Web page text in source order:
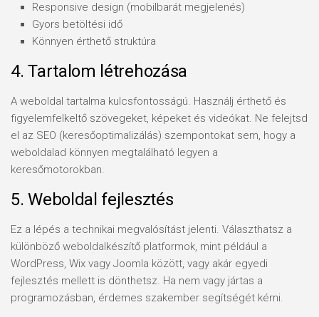
Responsive design (mobilbarát megjelenés)
Gyors betöltési idő
Könnyen érthető struktúra
4. Tartalom létrehozása
A weboldal tartalma kulcsfontosságú. Használj érthető és
figyelemfelkeltő szövegeket, képeket és videókat. Ne felejtsd
el az SEO (keresőoptimalizálás) szempontokat sem, hogy a
weboldalad könnyen megtalálható legyen a
keresőmotorokban.
5. Weboldal fejlesztés
Ez a lépés a technikai megvalósítást jelenti. Választhatsz a
különböző weboldalkészítő platformok, mint például a
WordPress, Wix vagy Joomla között, vagy akár egyedi
fejlesztés mellett is dönthetsz. Ha nem vagy jártas a
programozásban, érdemes szakember segítségét kérni.